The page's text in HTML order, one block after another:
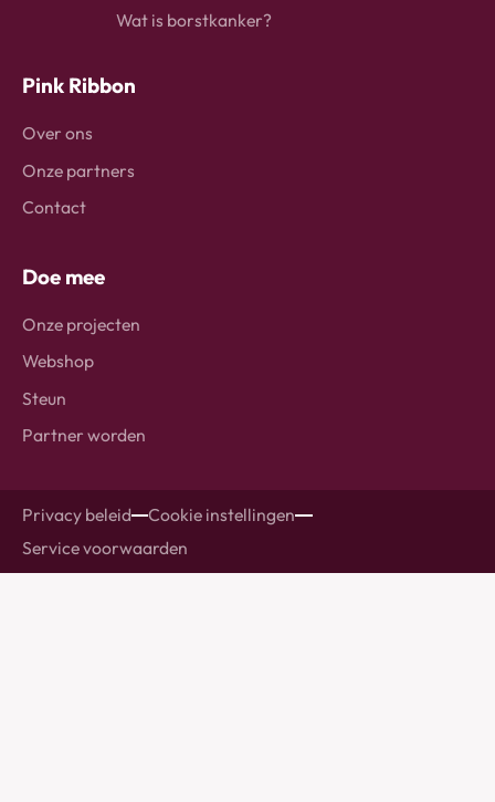
Wat is borstkanker?
Pink Ribbon
Over ons
Onze partners
Contact
Doe mee
Onze projecten
Webshop
Steun
Partner worden
Privacy beleid
Cookie instellingen
Service voorwaarden